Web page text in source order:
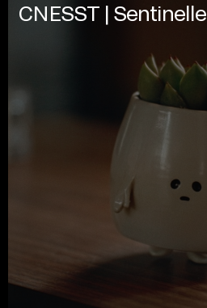
CNESST | Sentinelle